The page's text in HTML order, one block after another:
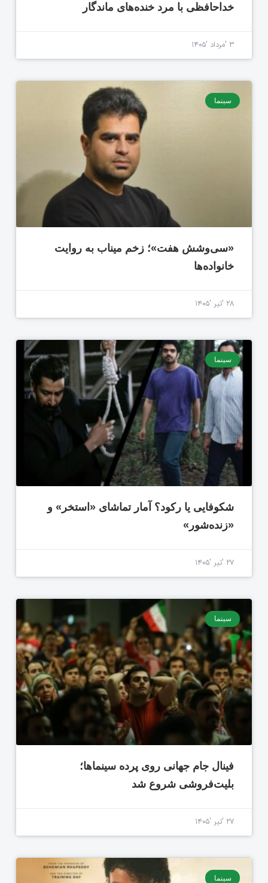
خداحافظی با مرد خنده‌های ماندگار
۳ 'مرداد '۱۴۰۵
سینما
«سی‌وشش هفت»؛ زخم میناب به روایت
خانواده‌ها
۲۸ 'تیر '۱۴۰۵
سینما
شکوفایی یا رکود؟ آمار تماشای «استخر» و
«زنده‌شور»
۲۷ 'تیر '۱۴۰۵
سینما
فینال جام جهانی روی پرده سینماها؛
بلیت‌فروشی شروع شد
۲۷ 'تیر '۱۴۰۵
سینما